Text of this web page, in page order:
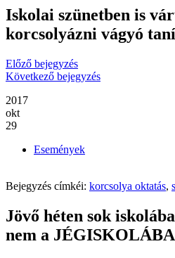
Iskolai szünetben is
korcsolyázni vágyó
Előző bejegyzés
Következő bejegyzés
2017
okt
29
Események
Bejegyzés címkéi: korcsolya oktatás,
Jövő héten sok
nem a